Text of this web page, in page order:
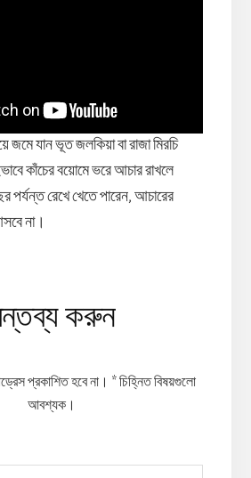
জমে যান ভূত জলকিয়া বা রাজা মিরচি
কাঁচের বয়োমে ভরে আচার রাখলে
পর্যন্ত রেখে খেতে পারেন, আচারের
না।
করুন
প্রকাশিত হবে না। *চিহ্নিত বিষয়গুলো
আবশ্যক।